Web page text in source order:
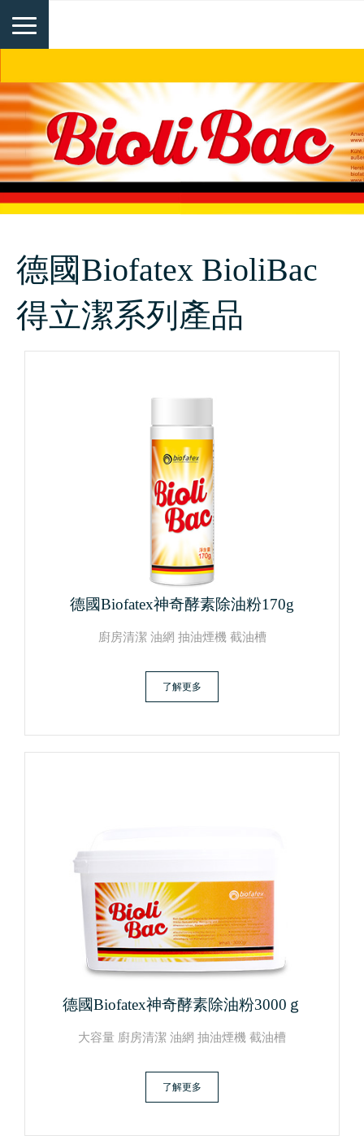
德國Biofatex BioliBac
得立潔系列產品
德國Biofatex神奇酵素除油粉170g
廚房清潔 油網 抽油煙機 截油槽
了解更多
德國Biofatex神奇酵素除油粉3000ｇ
大容量 廚房清潔 油網 抽油煙機 截油槽
了解更多